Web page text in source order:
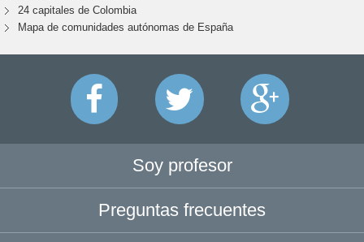
24 capitales de Colombia
Mapa de comunidades autónomas de España
Soy profesor
Preguntas frecuentes